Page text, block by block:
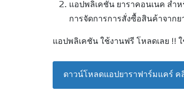
แอปพลิเคชัน ยาราคอนเนค สำ
การจัดการการสั่งซื้อสินค้าจากย
แอปพลิเคชัน ใช้งานฟรี โหลดเลย !!
ดาวน์โหลดแอปยาราฟาร์มแคร์ ค